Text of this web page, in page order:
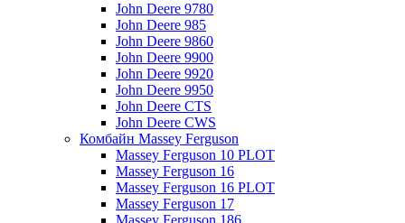
John Deere 9780
John Deere 985
John Deere 9860
John Deere 9900
John Deere 9920
John Deere 9950
John Deere CTS
John Deere CWS
Комбайн Massey Ferguson
Massey Ferguson 10 PLOT
Massey Ferguson 16
Massey Ferguson 16 PLOT
Massey Ferguson 17
Massey Ferguson 186